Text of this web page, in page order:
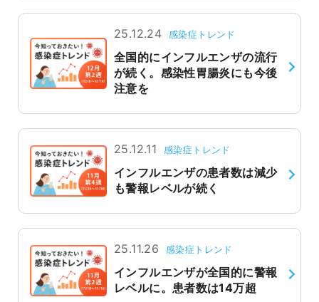
25.12.24 感染症トレンド
全国的にインフルエンザの流行
が続く。感染性胃腸炎にも今後
注意を
25.12.11 感染症トレンド
インフルエンザの患者数は減少
も警報レベルが続く
25.11.26 感染症トレンド
インフルエンザが全国的に警報
レベルに。患者数は14万超